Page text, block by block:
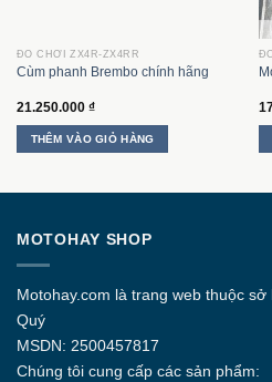
ĐỒ CHƠI ZX4R-ZX4RR
Cùm phanh Brembo chính hãng
21.250.000 ₫
THÊM VÀO GIỎ HÀNG
có
MOTOHAY SHOP
Motohay.com là trang web thuộc
Quý
MSDN: 2500457817
Chúng tôi cung cấp các sản phẩm: